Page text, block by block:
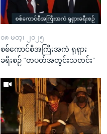
၀၈ မတ္၊ ၂၀၂၅
စစ်ကောင်စီအကြီးအကဲ ရုရှား
ခရီးစဉ် “တပတ်အတွင်းသတင်း”